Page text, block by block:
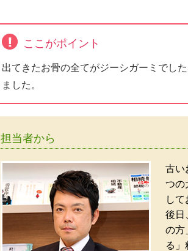
ここがポイント
出てきたお骨の全てがジーシガーミでし
ました。
担当者から
古い
つの
して
後日
の方
る」